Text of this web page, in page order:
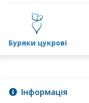
буряки цукрові
Інформація